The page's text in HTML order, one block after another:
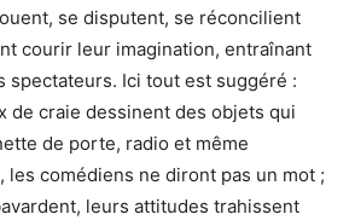
se disputent, se réconcilient
courir leur imagination, entraînant
spectateurs. Ici tout est suggéré :
de craie dessinent des objets qui
de porte, radio et même
les comédiens ne diront pas un mot ;
leurs attitudes trahissent